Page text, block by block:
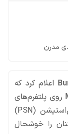
اعلام کرد که
روی پلتفرم‌های
، نیازی به حساب شبکه پلی‌استیشن (PSN)
را خوشحال